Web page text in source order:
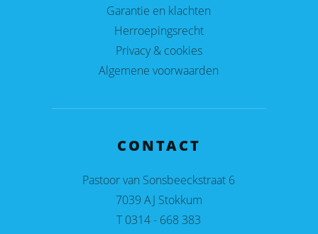
Garantie en klachten
Herroepingsrecht
Privacy & cookies
Algemene voorwaarden
CONTACT
Pastoor van Sonsbeeckstraat 6
7039 AJ Stokkum
T 0314 - 668 383